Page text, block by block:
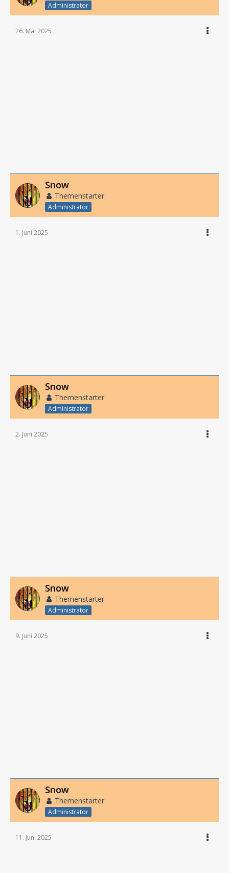
Administrator
26. Mai 2025
Snow
Themenstarter
Administrator
1. Juni 2025
Snow
Themenstarter
Administrator
2. Juni 2025
Snow
Themenstarter
Administrator
9. Juni 2025
Snow
Themenstarter
Administrator
11. Juni 2025